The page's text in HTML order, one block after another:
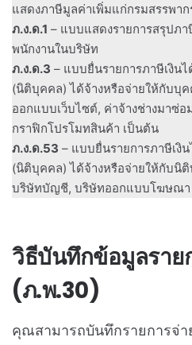
แสดงภาษีมูลค่าเพิ่มแก่กรมสรรพา
ภ.ง.ด.1 – แบบแสดงรายการสรุปภ
พนักงานในบริษัท
ภ.ง.ด.3 – แบบยื่นรายการภาษีเงิน
(นิติบุคคล) ได้จ้างหรือจ่ายให้กับบุค
ออกแบบเว็บไซต์, ค่าจ้างช่างมาซ่
กราฟิกโปรโมทสินค้า เป็นต้น
ภ.ง.ด.53 – แบบยื่นรายการภาษีเงิ
(นิติบุคคล) ได้จ้างหรือจ่ายให้กับนิ
บริษัทบัญชี, บริษัทออกแบบโฆษณา
วิธีบันทึกข้อมูลราย
(ภ.พ.30)
คุณสามารถบันทึกรายการจ่า